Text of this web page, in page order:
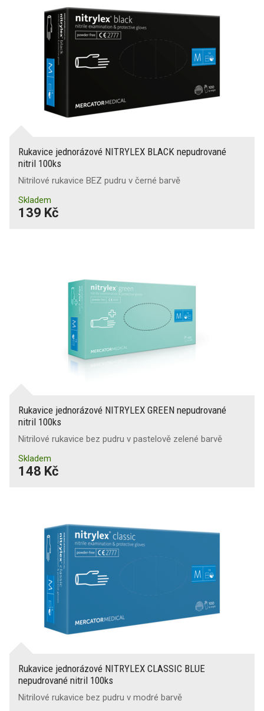
Rukavice jednorázové NITRYLEX BLACK nepudrované
nitril 100ks
Nitrilové rukavice BEZ pudru v černé barvě
Skladem
139 Kč
Rukavice jednorázové NITRYLEX GREEN nepudrované
nitril 100ks
Nitrilové rukavice bez pudru v pastelově zelené barvě
Skladem
148 Kč
Rukavice jednorázové NITRYLEX CLASSIC BLUE
nepudrované nitril 100ks
Nitrilové rukavice bez pudru v modré barvě